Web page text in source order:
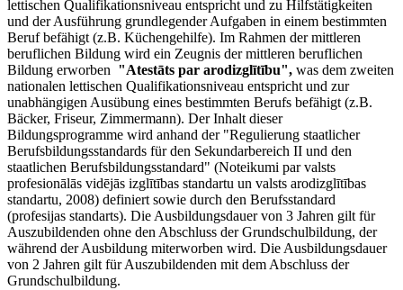
lettischen Qualifikationsniveau entspricht und zu Hilfstätigkeiten
und der Ausführung grundlegender Aufgaben in einem bestimmten
Beruf befähigt (z.B. Küchengehilfe). Im Rahmen der mittleren
beruflichen Bildung wird ein Zeugnis der mittleren beruflichen
Bildung erworben "Atestāts par arodizglītību", was dem zweiten
nationalen lettischen Qualifikationsniveau entspricht und zur
unabhängigen Ausübung eines bestimmten Berufs befähigt (z.B.
Bäcker, Friseur, Zimmermann). Der Inhalt dieser
Bildungsprogramme wird anhand der "Regulierung staatlicher
Berufsbildungsstandards für den Sekundarbereich II und den
staatlichen Berufsbildungsstandard" (Noteikumi par valsts
profesionālās vidējās izglītības standartu un valsts arodizglītības
standartu, 2008) definiert sowie durch den Berufsstandard
(profesijas standarts). Die Ausbildungsdauer von 3 Jahren gilt für
Auszubildenden ohne den Abschluss der Grundschulbildung, der
während der Ausbildung miterworben wird. Die Ausbildungsdauer
von 2 Jahren gilt für Auszubildenden mit dem Abschluss der
Grundschulbildung.